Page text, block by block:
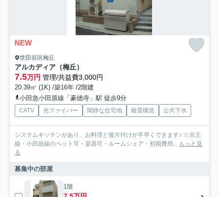
NEW
世田谷区梅丘
アルカディア（梅丘）
7.5万円 管理/共益費3,000円
20.39㎡ (1K) /築16年 /2階建
小田急小田原線「豪徳寺」駅 徒歩9分
CATV 光ファイバー 閑静な住宅地 耐震構造 公共下水
システムキッチンがあり、お料理と後片付けが手早くできます♪ ☆京王
線・小田急線のペット可・楽器可・ルームシェア・初期費用... もっと見
る
募集中の部屋
1階